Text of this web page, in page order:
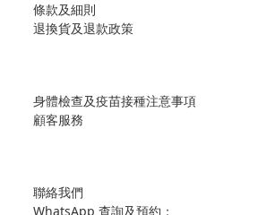
條款及細則
退換貨及退款政策
身體檢查及疫苗接種注意事項
顧客服務
聯絡我們
WhatsApp 查詢及預約：